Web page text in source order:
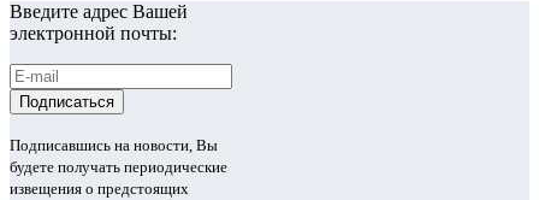
Введите адрес Вашей
электронной почты:
Подписавшись на новости, Вы
будете получать периодические
извещения о предстоящих